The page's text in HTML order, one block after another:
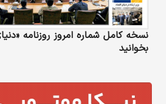
نسخه کامل شماره امروز روزنامه
بخوانید